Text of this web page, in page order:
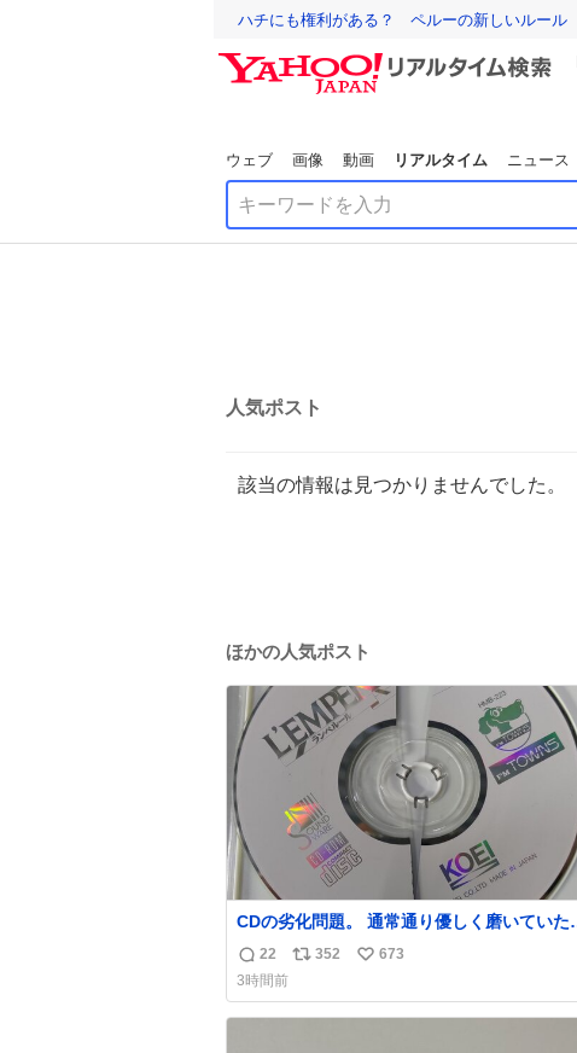
ハチにも権利がある？ ペルーの新しいルール
ウェブ 画像 動画 リアルタイム ニュース
人気ポスト
該当の情報は見つかりませんでした。
ほかの人気ポスト
CDの劣化問題。 通常通り優しく磨いていたの
ですが、 薄い氷のようにバリッと割れてしま
いました。。 中々高価なソフトなので辛いで
す😭 数十年後にはCDゲームソフト、 みなこ
うなってしまうのでしょうか。。
返
信
数
22
リ
ス
352
い
ね
673
3時間前